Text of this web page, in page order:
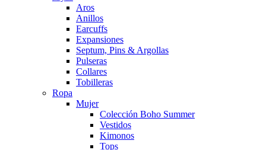
Aros
Anillos
Earcuffs
Expansiones
Septum, Pins & Argollas
Pulseras
Collares
Tobilleras
Ropa
Mujer
Colección Boho Summer
Vestidos
Kimonos
Tops